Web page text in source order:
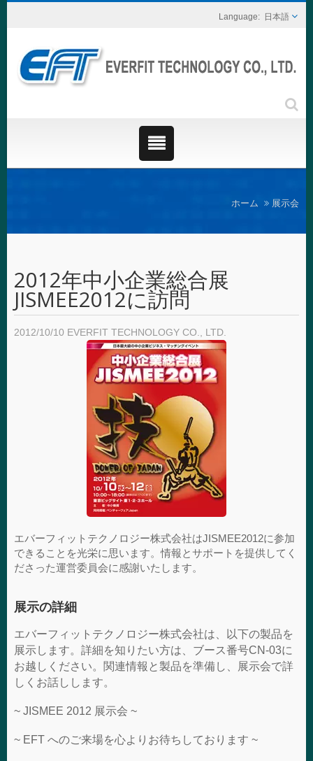
日本語
ホーム 展示会
2012年中小企業総合展
JISMEE2012に訪問
2012/10/10 EVERFIT TECHNOLOGY CO., LTD.
エバーフィットテクノロジー株式会社はJISMEE2012に参加
できることを光栄に思います。情報とサポートを提供してく
ださった運営委員会に感謝いたします。
展示の詳細
エバーフィットテクノロジー株式会社は、以下の製品を
展示します。詳細を知りたい方は、ブース番号CN-03に
お越しください。関連情報と製品を準備し、展示会で詳
しくお話しします。
~ JISMEE 2012 展示会 ~
~ EFT へのご来場を心よりお待ちしております ~